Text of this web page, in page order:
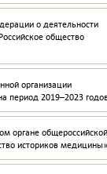
о деятельности
общество
организации
период 2019–2023
органе общероссийской
историков медицины»